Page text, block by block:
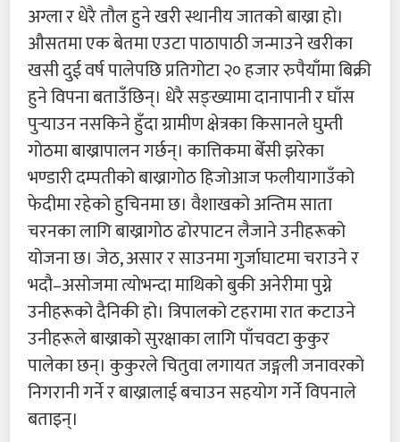
अग्ला र धेरै तौल हुने खरी स्थानीय जातको बाख्रा हो।
औसतमा एक बेतमा एउटा पाठापाठी जन्माउने खरीका
खसी दुई वर्ष पालेपछि प्रतिगोटा २० हजार रुपैयाँमा बिक्री
हुने विपना बताउँछिन्। धेरै सङ्ख्यामा दानापानी र घाँस
पुर्‍याउन नसकिने हुँदा ग्रामीण क्षेत्रका किसानले घुम्ती
गोठमा बाख्रापालन गर्छन्। कात्तिकमा बेँसी झरेका
भण्डारी दम्पतीको बाख्रागोठ हिजोआज फलीयागाउँको
फेदीमा रहेको हुचिनमा छ। वैशाखको अन्तिम साता
चरनका लागि बाख्रागोठ ढोरपाटन लैजाने उनीहरूको
योजना छ। जेठ, असार र साउनमा गुर्जाघाटमा चराउने र
भदौ–असोजमा त्योभन्दा माथिको बुकी अनेरीमा पुग्ने
उनीहरूको दैनिकी हो। त्रिपालको टहरामा रात कटाउने
उनीहरूले बाख्राको सुरक्षाका लागि पाँचवटा कुकुर
पालेका छन्। कुकुरले चितुवा लगायत जङ्गली जनावरको
निगरानी गर्ने र बाख्रालाई बचाउन सहयोग गर्ने विपनाले
बताइन्।